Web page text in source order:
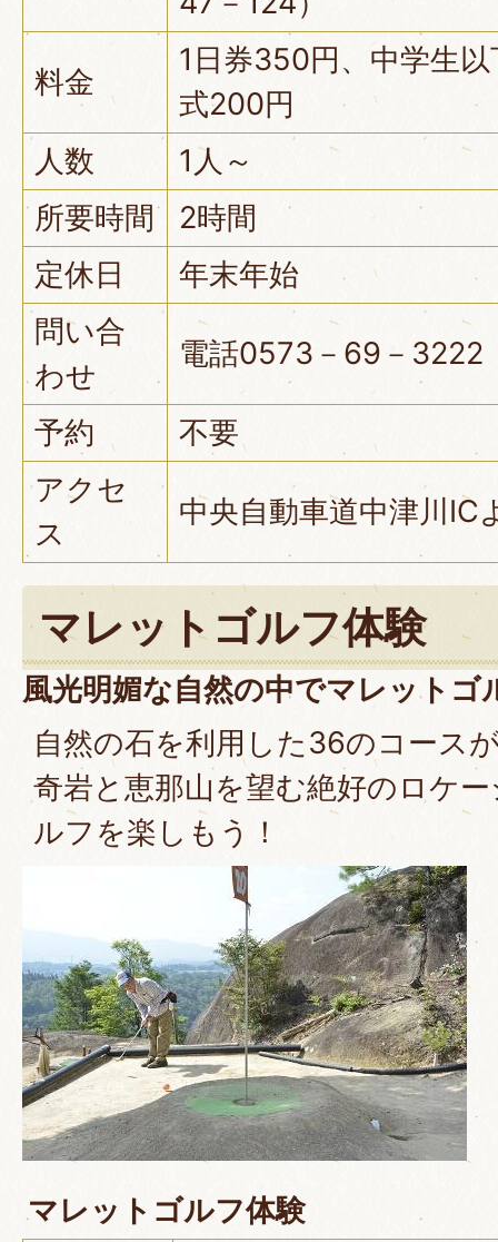
料金
1日券350円、中学生
式200円
人数
1人～
所要時間
2時間
定休日
年末年始
問い合
わせ
電話0573－69－3222
予約
不要
アクセ
ス
中央自動車道中津川IC
マレットゴルフ体験
風光明媚な自然の中でマレットゴ
自然の石を利用した36のコース
奇岩と恵那山を望む絶好のロケ
ルフを楽しもう！
マレットゴルフ体験